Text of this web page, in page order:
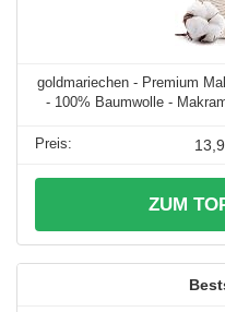
goldmariechen - Premium
- 100% Baumwolle -
ZUM